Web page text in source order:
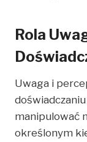
Rola
Uwaga i
manipulować
określonym